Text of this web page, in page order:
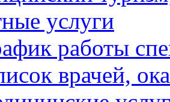
услуги
работы
врачей,